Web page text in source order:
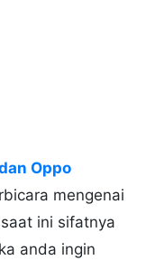
Oppo
mengenai
ini sifatnya
anda ingin